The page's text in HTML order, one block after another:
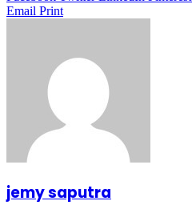
Email Print
jemy saputra